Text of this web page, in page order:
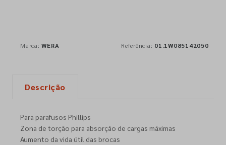
Marca:WERA Referência: 01.1W085142050
Descrição
Para parafusos Phillips
Zona de torção para absorção de cargas máximas
Aumento da vida útil das brocas